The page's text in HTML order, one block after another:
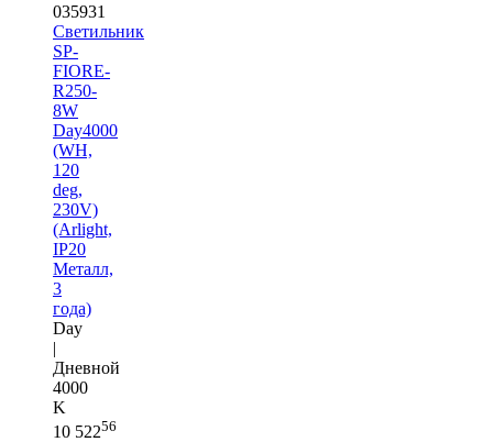
035931
Светильник
SP-
FIORE-
R250-
8W
Day4000
(WH,
120
deg,
230V)
(Arlight,
IP20
Металл,
3
года)
Day
|
Дневной
4000
K
10 52256